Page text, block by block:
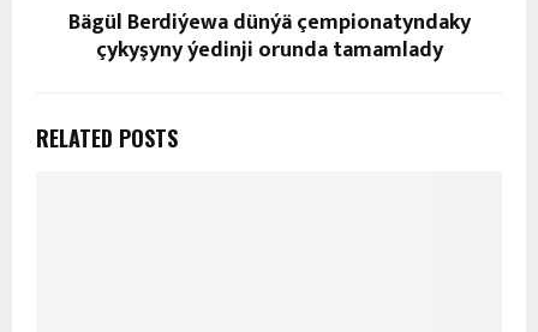
Bägül Berdiýewa dünýä çempionatyndaky
çykyşyny ýedinji orunda tamamlady
RELATED POSTS